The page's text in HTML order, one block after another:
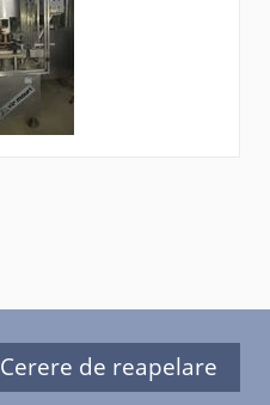
Cerere de reapelare